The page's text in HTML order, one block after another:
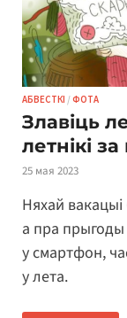
АБВЕСТКІ /ФОТА
Злавіць
летнікі
25 мая 2023
Няхай
а пра прыгоды
у смартфон,
у лета.